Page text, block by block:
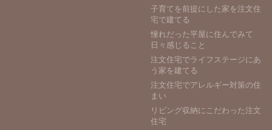
子育てを前提にした家を注文住
宅で建てる
憧れだった平屋に住んでみて
日々感じること
注文住宅でライフステージにあ
う家を建てる
注文住宅でアレルギー対策の住
まい
リビング収納にこだわった注文
住宅